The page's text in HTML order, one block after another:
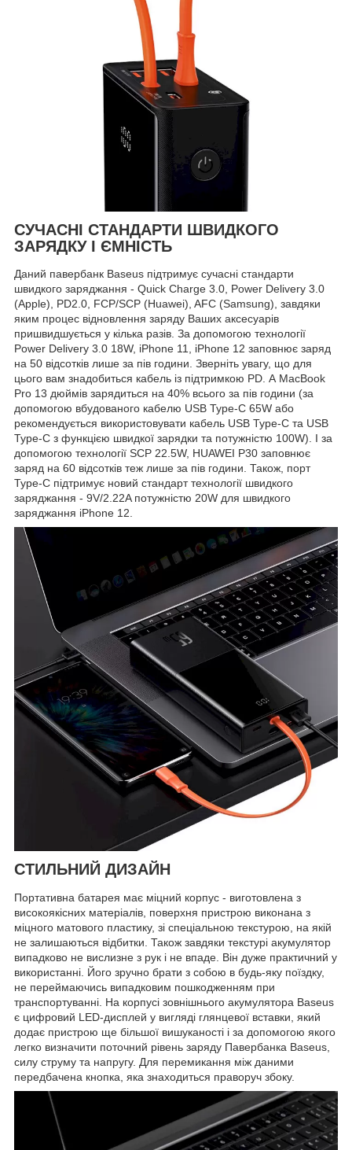
СУЧАСНІ СТАНДАРТИ ШВИДКОГО
ЗАРЯДКУ І ЄМНІСТЬ
Даний павербанк Baseus підтримує сучасні стандарти
швидкого заряджання - Quick Charge 3.0, Power Delivery 3.0
(Apple), PD2.0, FCP/SCP (Huawei), AFC (Samsung), завдяки
яким процес відновлення заряду Ваших аксесуарів
пришвидшується у кілька разів. За допомогою технології
Power Delivery 3.0 18W, iPhone 11, iPhone 12 заповнює заряд
на 50 відсотків лише за пів години. Зверніть увагу, що для
цього вам знадобиться кабель із підтримкою PD. А MacBook
Pro 13 дюймів зарядиться на 40% всього за пів години (за
допомогою вбудованого кабелю USB Type-C 65W або
рекомендується використовувати кабель USB Type-C та USB
Type-C з функцією швидкої зарядки та потужністю 100W). І за
допомогою технології SCP 22.5W, HUAWEI P30 заповнює
заряд на 60 відсотків теж лише за пів години. Також, порт
Type-C підтримує новий стандарт технології швидкого
заряджання - 9V/2.22A потужністю 20W для швидкого
заряджання iPhone 12.
СТИЛЬНИЙ ДИЗАЙН
Портативна батарея має міцний корпус - виготовлена ​​з
високоякісних матеріалів, поверхня пристрою виконана з
міцного матового пластику, зі спеціальною текстурою, на якій
не залишаються відбитки. Також завдяки текстурі акумулятор
випадково не вислизне з рук і не впаде. Він дуже практичний у
використанні. Його зручно брати з собою в будь-яку поїздку,
не переймаючись випадковим пошкодженням при
транспортуванні. На корпусі зовнішнього акумулятора Baseus
є цифровий LED-дисплей у вигляді глянцевої вставки, який
додає пристрою ще більшої вишуканості і за допомогою якого
легко визначити поточний рівень заряду Павербанка Baseus,
силу струму та напругу. Для перемикання між даними
передбачена кнопка, яка знаходиться праворуч збоку.